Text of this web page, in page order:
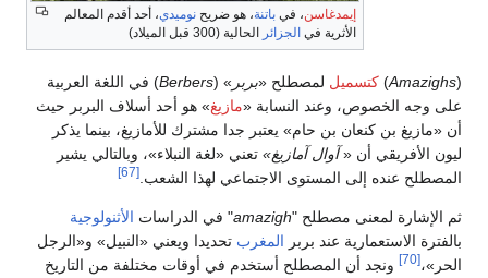
، هو ضريحنوميدي ، أحد أقدم المعالم
الحالية (300 قبل الميلاد)
لمصطلح « بربر» (
Berbers) في اللغة العربية
وعند النسابة «مازيغ » هو أحد أسلاف البربر حيث
بن حام» يعتبر جدا مشترك للأمازيغ، بينما يذكر
آوال آمازيغ»تعني «لغة النبلاء»، وبالتالي يشير
المستوى الاجتماعي لهذا الشعب.
مصطلح "amazigh " في الدراساتالأثنولوجية
عند بربرالمغرب تحديدا ويعني «النبيل» و«الرجل
المصطلح أستخدم في أوقات مختلفة من التاريخ